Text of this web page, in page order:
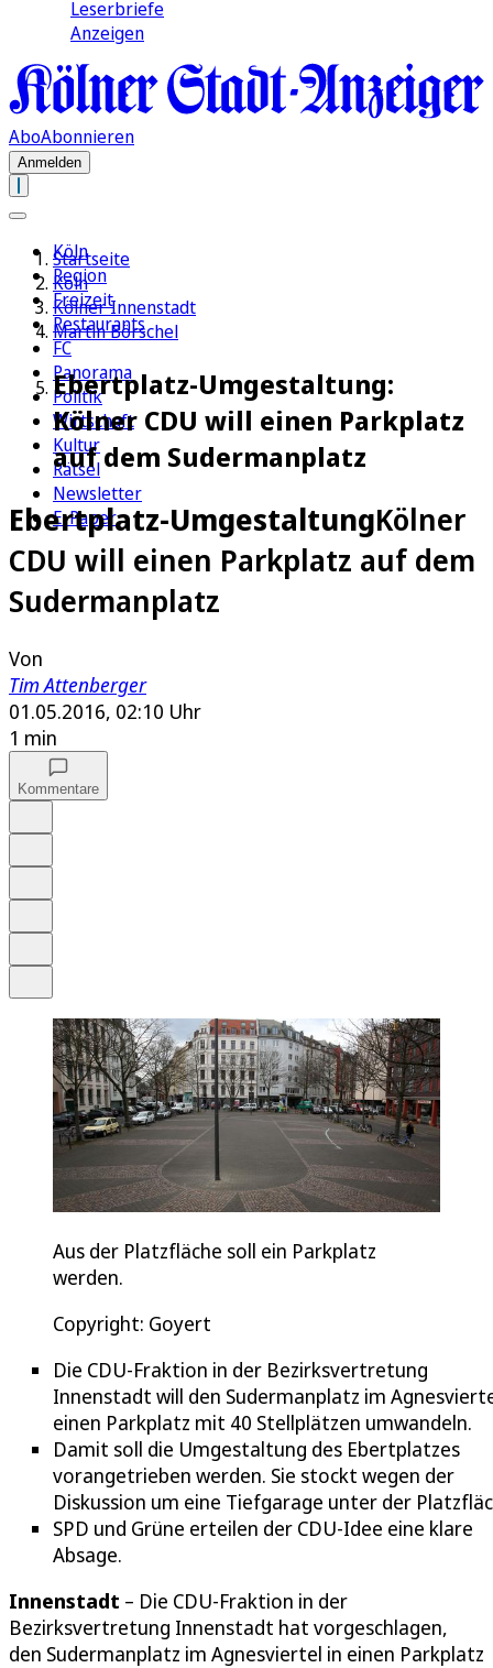
Leserbriefe
Anzeigen
AboAbonnieren
Anmelden
Köln
Region
Freizeit
Restaurants
FC
Panorama
Politik
Wirtschaft
Kultur
Rätsel
Newsletter
E-Paper
Startseite
Köln
Kölner Innenstadt
Martin Börschel
Ebertplatz-Umgestaltung:
Kölner CDU will einen Parkplatz
auf dem Sudermanplatz
Ebertplatz-UmgestaltungKölner
CDU will einen Parkplatz auf dem
Sudermanplatz
Von
Tim Attenberger
01.05.2016, 02:10 Uhr
1 min
Kommentare
Aus der Platzfläche soll ein Parkplatz
werden.
Copyright: Goyert
Die CDU-Fraktion in der Bezirksvertretung
Innenstadt will den Sudermanplatz im
einen Parkplatz mit 40 Stellplätzen umwandeln.
Damit soll die Umgestaltung des Ebertplatzes
vorangetrieben werden. Sie stockt wegen der
Diskussion um eine Tiefgarage unter der
SPD und Grüne erteilen der CDU-Idee eine klare
Absage.
Innenstadt – Die CDU-Fraktion in der
Bezirksvertretung Innenstadt hat vorgeschlagen,
den Sudermanplatz im Agnesviertel in einen Parkplatz